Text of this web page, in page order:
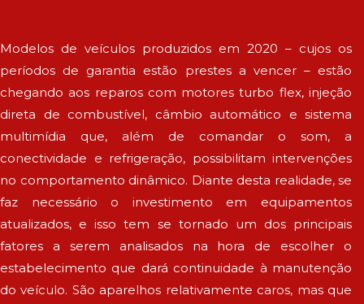
Modelos de veículos produzidos em 2020 – cujos os
períodos de garantia estão prestes a vencer – estão
chegando aos reparos com motores turbo flex, injeção
direta de combustível, câmbio automático e sistema
multimídia que, além de comandar o som, a
conectividade e refrigeração, possibilitam intervenções
no comportamento dinâmico. Diante desta realidade, se
faz necessário o investimento em equipamentos
atualizados, e isso tem se tornado um dos principais
fatores a serem analisados na hora de escolher o
estabelecimento que dará continuidade à manutenção
do veículo. São aparelhos relativamente caros, mas que